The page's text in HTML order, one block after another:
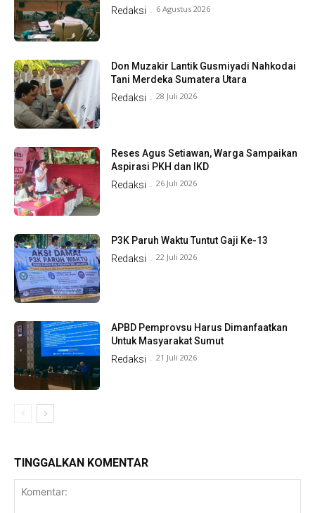
Redaksi - 6 Agustus 2026
Don Muzakir Lantik Gusmiyadi Nahkodai
Tani Merdeka Sumatera Utara
Redaksi - 28 Juli 2026
Reses Agus Setiawan, Warga Sampaikan
Aspirasi PKH dan IKD
Redaksi - 26 Juli 2026
P3K Paruh Waktu Tuntut Gaji Ke-13
Redaksi - 22 Juli 2026
APBD Pemprovsu Harus Dimanfaatkan
Untuk Masyarakat Sumut
Redaksi - 21 Juli 2026
TINGGALKAN KOMENTAR